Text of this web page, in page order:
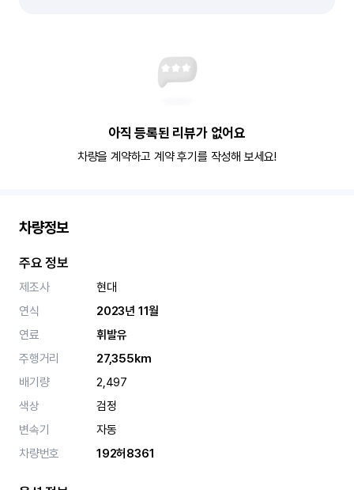
아직 등록된 리뷰가 없어요
차량을 계약하고 계약 후기를 작성해 보세요!
차량정보
주요 정보
제조사
현대
연식
2023년 11월
연료
휘발유
주행거리
27,355km
배기량
2,497
색상
검정
변속기
자동
차량번호
192허8361